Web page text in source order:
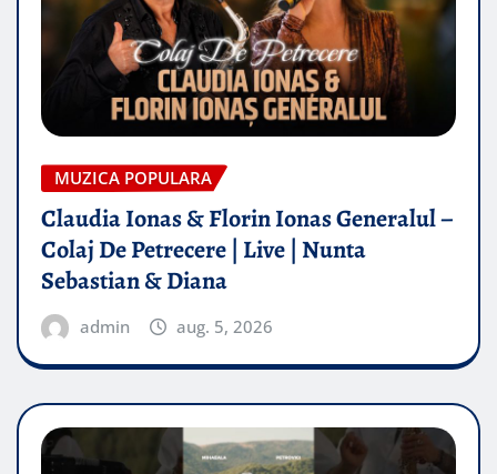
MUZICA POPULARA
Claudia Ionas & Florin Ionas Generalul –
Colaj De Petrecere | Live | Nunta
Sebastian & Diana
admin aug. 5, 2026